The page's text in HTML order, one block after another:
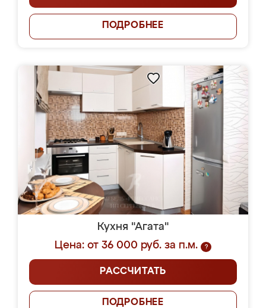
ПОДРОБНЕЕ
Кухня "Агата"
Цена: от 36 000 руб. за п.м.
?
РАССЧИТАТЬ
ПОДРОБНЕЕ